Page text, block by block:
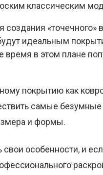
классическим
создания «точечного»
идеальным
время в этом плане
покрытию как
самые безумные
и формы.
свои особенности, и